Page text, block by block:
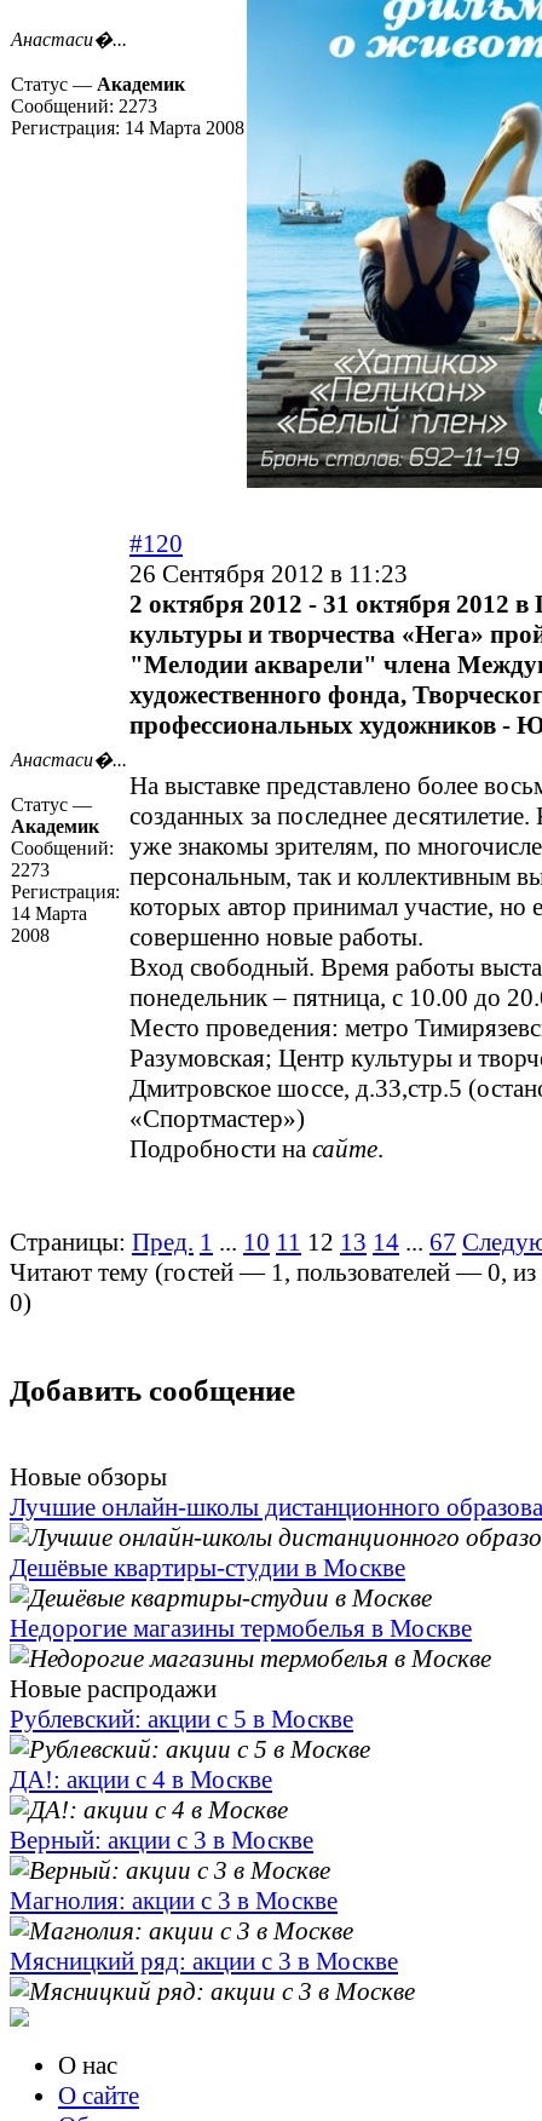
Анастаси�...
Статус — Академик
Сообщений: 2273
Регистрация: 14 Марта 2008
Анастаси�...
Статус —
Академик
Сообщений:
2273
Регистрация:
14 Марта
2008
#120
26 Сентября 2012 в 11:23
2 октября 2012 - 31 октября 2012 в
культуры и творчества «Нега»
"Мелодии акварели" члена
художественного фонда,
профессиональных художников -
На выставке представлено более
созданных за последнее
уже знакомы зрителям, по
персональным, так и коллективным
которых автор принимал участие, но
совершенно новые работы.
Вход свободный. Время работы
понедельник – пятница, с 10.00 до
Место проведения: метро
Разумовская; Центр культуры и
Дмитровское шоссе, д.33,стр.5
«Спортмастер»)
Подробности на сайте.
Страницы: Пред. 1 ... 10 11 12 13 14 ... 67
Читают тему (гостей — 1, пользователей —0,
0)
Добавить сообщение
Новые обзоры
Лучшие онлайн-школы дистанционного
Дешёвые квартиры-студии в Москве
Недорогие магазины термобелья в Москве
Новые распродажи
Рублевский: акции с 5 в Москве
ДА!: акции с 4 в Москве
Верный: акции с 3 в Москве
Магнолия: акции с 3 в Москве
Мясницкий ряд: акции с 3 в Москве
О нас
О сайте